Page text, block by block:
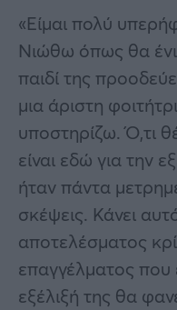
«Είμαι πολύ
Νιώθω όπως θα
παιδί της
μια άριστη
υποστηρίζω. Ό,τι
είναι εδώ για την
ήταν πάντα
σκέψεις. Κάνει
αποτελέσματος
επαγγέλματος που
εξέλιξή της θα